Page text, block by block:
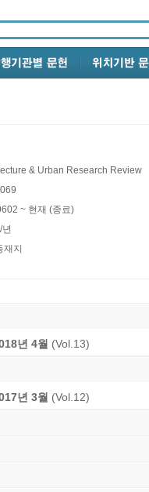
& Urban Research Review
~ 현재 (종료)
재지
년 4월 (Vol.13)
년 3월 (Vol.12)